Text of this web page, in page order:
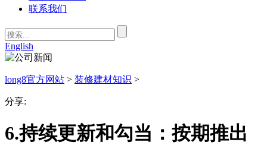
联系我们
English
long8官方网站 > 装修建材知识 >
分享:
6.持续更新和勾当：按期推出